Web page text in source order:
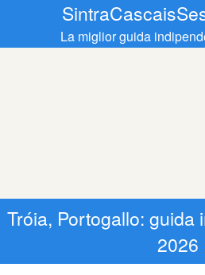
La miglior guida
Tróia, Portogallo: guida
2026